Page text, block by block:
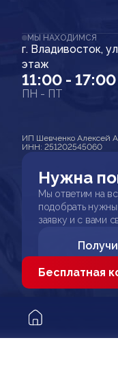
МЫ НАХОДИМСЯ
г. Владивосток,
этаж
11:00 - 17:00
ПН - ПТ
ИП Шевченко Алексей
ИНН: 251202545060
Нужна
Мы ответим на
подобрать
заявку и с вами
Бесплатная